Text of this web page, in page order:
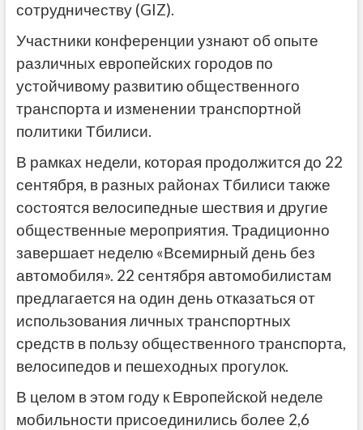
сотрудничеству (GIZ).
Участники конференции узнают об опыте
различных европейских городов по
устойчивому развитию общественного
транспорта и изменении транспортной
политики Тбилиси.
В рамках недели, которая продолжится до 22
сентября, в разных районах Тбилиси также
состоятся велосипедные шествия и другие
общественные мероприятия. Традиционно
завершает неделю «Всемирный день без
автомобиля». 22 сентября автомобилистам
предлагается на один день отказаться от
использования личных транспортных
средств в пользу общественного транспорта,
велосипедов и пешеходных прогулок.
В целом в этом году к Европейской неделе
мобильности присоединились более 2,6